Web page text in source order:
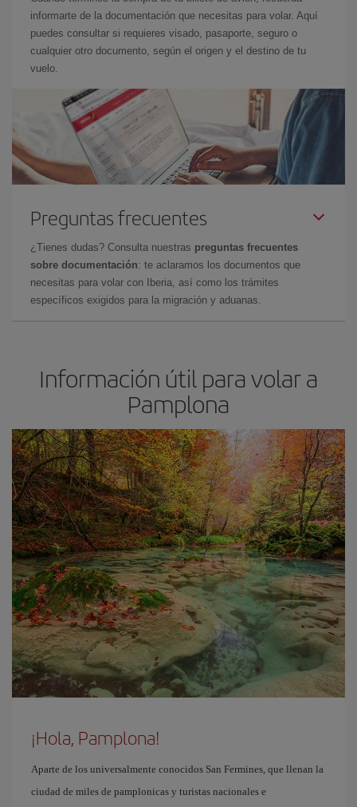
informarte de la documentación que necesitas para volar. Aquí
puedes consultar si requieres visado, pasaporte, seguro o
cualquier otro documento, según el origen y el destino de tu
vuelo.
Preguntas frecuentes
¿Tienes dudas? Consulta nuestras preguntas frecuentes
sobre documentación: te aclaramos los documentos que
necesitas para volar con Iberia, así como los trámites
específicos exigidos para la migración y aduanas.
Información útil para volar a
Pamplona
¡Hola, Pamplona!
Aparte de los universalmente conocidos San Fermines, que llenan la
ciudad de miles de pamplonicas y turistas nacionales e